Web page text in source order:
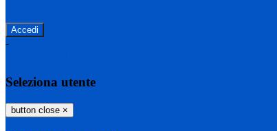
-
Seleziona utente
button close ×